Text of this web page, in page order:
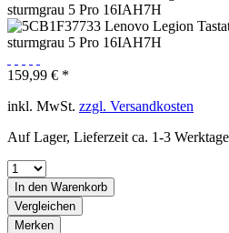
159,99 € *
inkl. MwSt. zzgl. Versandkosten
Auf Lager, Lieferzeit ca. 1-3
In den Warenkorb
Vergleichen
Merken